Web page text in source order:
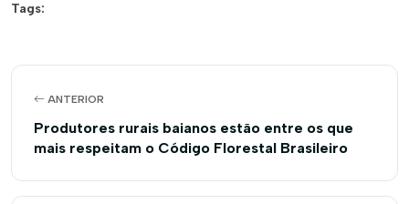
Tags:
ANTERIOR
Produtores rurais baianos estão entre os que
mais respeitam o Código Florestal Brasileiro